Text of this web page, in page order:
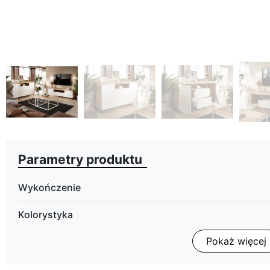
Poprzedni
Parametry produktu
Wykończenie
Kolorystyka
Pokaż więcej